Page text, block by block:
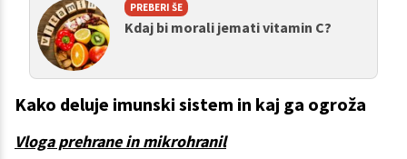
PREBERI ŠE
Kdaj bi morali jemati vitamin C?
Kako deluje imunski sistem in kaj ga ogroža
Vloga prehrane in mikrohranil